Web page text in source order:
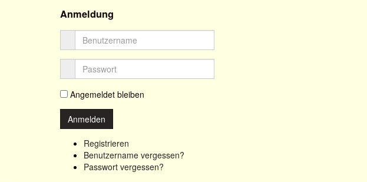
Anmeldung
Angemeldet bleiben
Registrieren
Benutzername vergessen?
Passwort vergessen?